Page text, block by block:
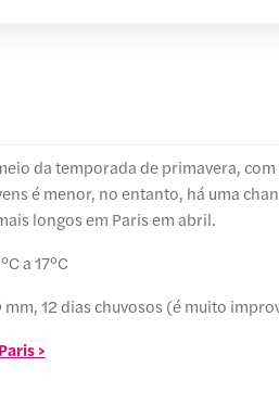
da temporada de primavera,
é menor, no entanto, há uma
longos em Paris em abril.
a 17°C
mm, 12 dias chuvosos (é muito
>